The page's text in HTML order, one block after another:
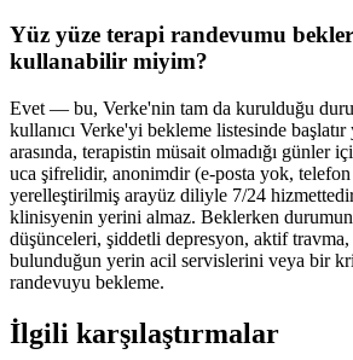
Yüz yüze terapi randevumu
kullanabilir miyim?
Evet — bu, Verke'nin tam da kurulduğu
kullanıcı Verke'yi bekleme listesinde başlatır
arasında, terapistin müsait olmadığı günler
uca şifrelidir, anonimdir (e-posta yok,
yerelleştirilmiş arayüz diliyle 7/24
klinisyenin yerini almaz. Beklerken
düşünceleri, şiddetli depresyon, aktif
bulunduğun yerin acil servislerini veya bir
randevuyu bekleme.
İlgili karşılaştırmalar